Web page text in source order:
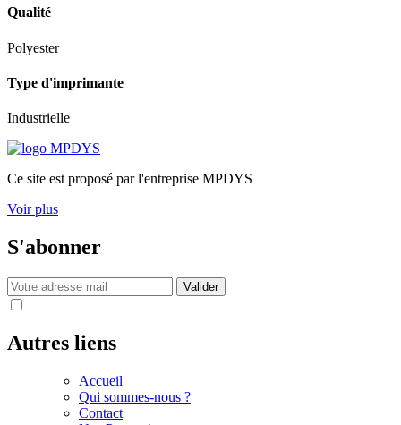
Qualité
Polyester
Type d'imprimante
Industrielle
Ce site est proposé par l'entreprise MPDYS
Voir plus
S'abonner
Valider
Autres liens
Accueil
Qui sommes-nous ?
Contact